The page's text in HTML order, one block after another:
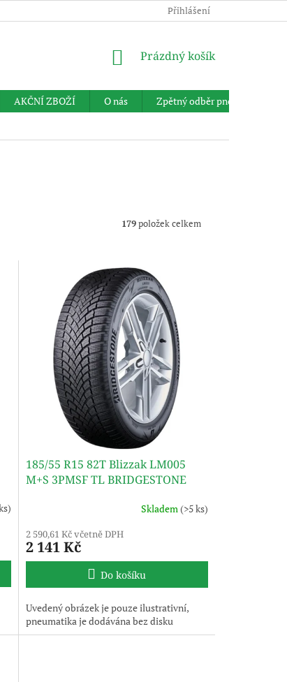
Přihlášení
NÁKUPNÍ
Prázdný košík
AKČNÍ ZBOŽÍ O nás
Zpětný odběr pneumatik
179položek celkem
185/55 R15 82T Blizzak LM005
M+S 3PMSF TL BRIDGESTONE
Skladem(>5 ks)
2 590,61 Kč včetně DPH
2 141 Kč
Do košíku
Uvedený obrázek je pouze ilustrativní,
pneumatika je dodávána bez disku